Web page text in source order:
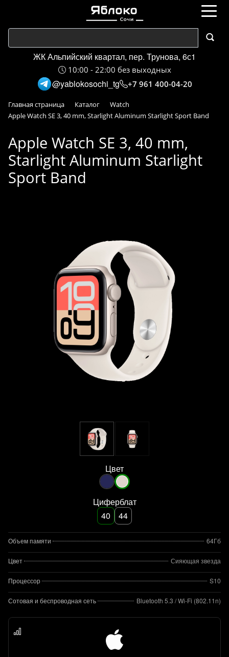
ЖК Альпийский квартал, пер. Трунова, 6с1
10:00 - 22:00 без выходных
@yablokosochi_tg +7 961 400-04-20
Главная страница Каталог
Watch
Apple Watch SE 3, 40 mm, Starlight Aluminum Starlight Sport Band
Apple Watch SE 3, 40 mm,
Starlight Aluminum Starlight
Sport Band
Цвет
Циферблат
40
44
Объем памяти 64Гб
Цвет Сияющая звезда
Процессор S10
Сотовая и беспроводная сеть Bluetooth 5.3 / Wi-Fi (802.11n)